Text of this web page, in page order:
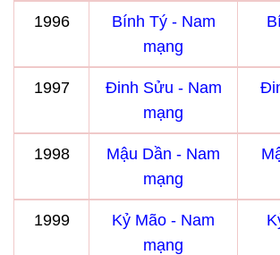
1996
Bính Tý - Nam
mạng
1997
Đinh Sửu - Nam
mạng
1998
Mậu Dần - Nam
mạng
1999
Kỷ Mão - Nam
mạng